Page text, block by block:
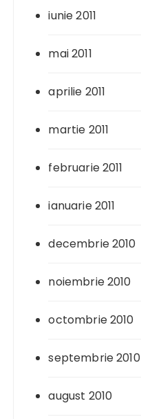
iunie 2011
mai 2011
aprilie 2011
martie 2011
februarie 2011
ianuarie 2011
decembrie 2010
noiembrie 2010
octombrie 2010
septembrie 2010
august 2010